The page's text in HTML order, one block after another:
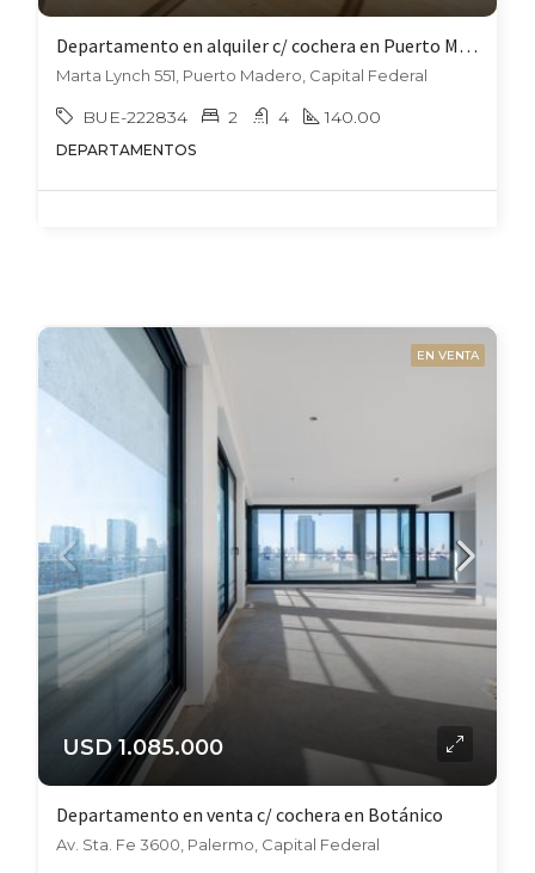
Departamento en alquiler c/ cochera en Puerto Madero
Marta Lynch 551, Puerto Madero, Capital Federal
BUE-222834 2 4 140.00
DEPARTAMENTOS
EN VENTA
USD 1.085.000
Departamento en venta c/ cochera en Botánico
Av. Sta. Fe 3600, Palermo, Capital Federal